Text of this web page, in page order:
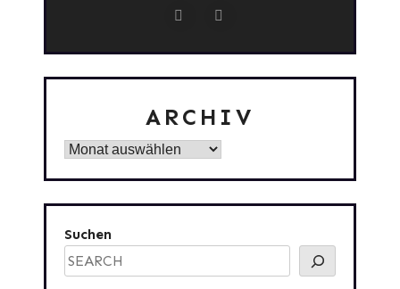
ARCHIV
Archiv
Suchen